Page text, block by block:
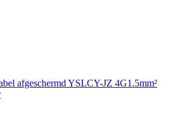
afgeschermd YSLCY-JZ 4G1.5mm²